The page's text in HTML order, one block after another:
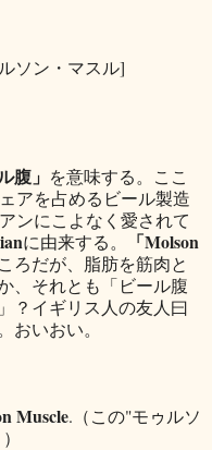
ソン・マスル]
腹」 を意味する。ここ
アを占めるビール製造
ンにこよなく愛されて
nに由来する。
「Molson
ろだが、脂肪を筋肉と
、それとも「ビール腹
？イギリス人の友人曰
おいおい。
Muscle.（この"モゥルソ